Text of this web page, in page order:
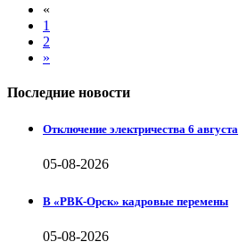
«
1
2
»
Последние новости
Отключение электричества 6 августа
05-08-2026
В «РВК-Орск» кадровые перемены
05-08-2026